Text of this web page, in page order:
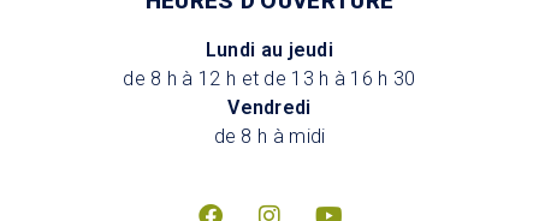
Lundi au jeudi
de 8 h à 12 h et de 13 h à 16 h 30
Vendredi
de 8 h à midi